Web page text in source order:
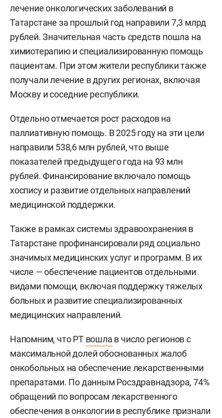
лечение онкологических заболеваний в
Татарстане за прошлый год направили 7,3 млрд
рублей. Значительная часть средств пошла на
химиотерапию и специализированную помощь
пациентам. При этом жители республики также
получали лечение в других регионах, включая
Москву и соседние республики.
Отдельно отмечается рост расходов на
паллиативную помощь. В 2025 году на эти цели
направили 538,6 млн рублей, что выше
показателей предыдущего года на 93 млн
рублей. Финансирование включало помощь
хоспису и развитие отдельных направлений
медицинской поддержки.
Также в рамках системы здравоохранения в
Татарстане профинансировали ряд социально
значимых медицинских услуг и программ. В их
числе — обеспечение пациентов отдельными
видами помощи, включая поддержку тяжелых
больных и развитие специализированных
медицинских направлений.
Напомним, что РТ вошла в число регионов с
максимальной долей обоснованных жалоб
онкобольных на обеспечение лекарственными
препаратами. По данным Росздравнадзора, 74%
обращений по вопросам лекарственного
обеспечения в онкологии в республике признали